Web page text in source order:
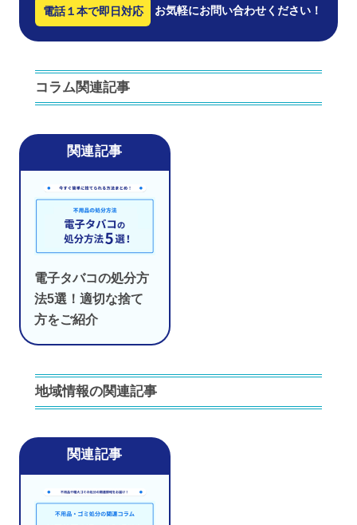
電話１本で即日対応 お気軽にお問い合わせください！
コラム関連記事
電子タバコの処分方
法5選！適切な捨て
方をご紹介
地域情報の関連記事